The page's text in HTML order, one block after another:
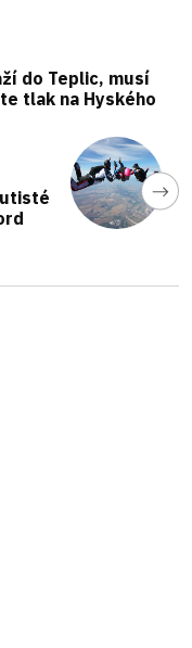
do Teplic, musí
tlak na Hyského